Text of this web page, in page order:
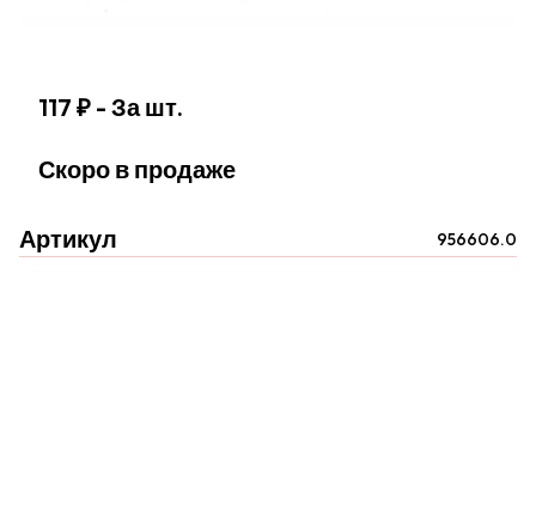
117 ₽ - За шт.
Скоро в продаже
Артикул 956606.0